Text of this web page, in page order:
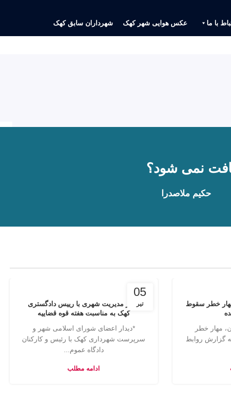
با ما عکس هوایی شهر کهک شهرداران سابق کهک
نمی شود؟
حکیم ملاصدرا
خطر سقوط
مهار خطر
گزارش روابط
05
تیردیدار مدیریت شهری با رییس دادگستری
کهک به مناسبت هفته قوه قضاییه
*دیدار اعضای شورای اسلامی شهر و
سرپرست شهرداری کهک با رئیس و کارکنان
دادگاه عموم...
ادامه مطلب